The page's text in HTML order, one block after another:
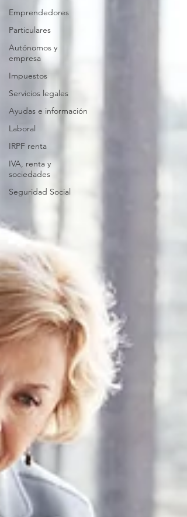
Emprendedores
Particulares
Autónomos y
empresa
Impuestos
Servicios legales
Ayudas e información
Laboral
IRPF renta
IVA, renta y
sociedades
Seguridad Social